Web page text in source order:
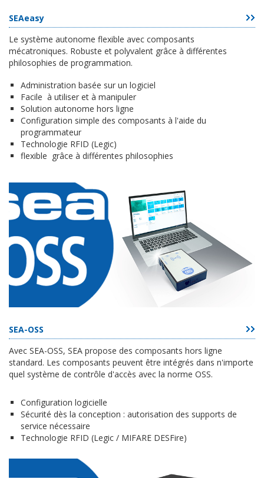
SEAeasy
Le système autonome flexible avec composants
mécatroniques. Robuste et polyvalent grâce à différentes
philosophies de programmation.
Administration basée sur un logiciel
Facile à utiliser et à manipuler
Solution autonome hors ligne
Configuration simple des composants à l'aide du
programmateur
Technologie RFID (Legic)
flexible grâce à différentes philosophies
SEA-OSS
Avec SEA-OSS, SEA propose des composants hors ligne
standard. Les composants peuvent être intégrés dans n'importe
quel système de contrôle d'accès avec la norme OSS.
Configuration logicielle
Sécurité dès la conception : autorisation des supports de
service nécessaire
Technologie RFID (Legic / MIFARE DESFire)